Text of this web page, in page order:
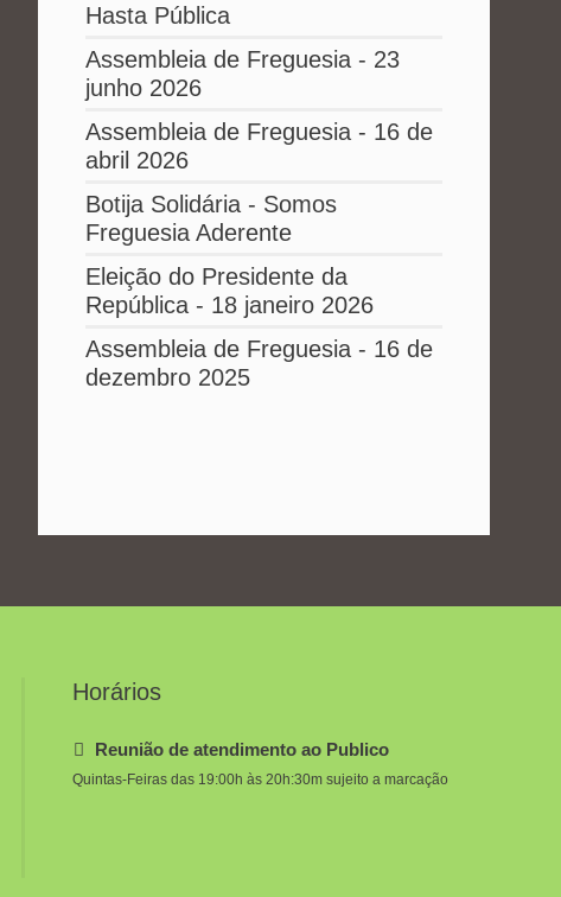
Hasta Pública
Assembleia de Freguesia - 23
junho 2026
Assembleia de Freguesia - 16 de
abril 2026
Botija Solidária - Somos
Freguesia Aderente
Eleição do Presidente da
República - 18 janeiro 2026
Assembleia de Freguesia - 16 de
dezembro 2025
Horários
Reunião de atendimento ao Publico
Quintas-Feiras das 19:00h às 20h:30m sujeito a marcação